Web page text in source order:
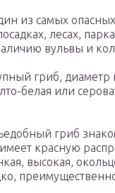
из самых
лесах,
вульвы и
гриб, диаметр
белая или
гриб
красную
высокая,